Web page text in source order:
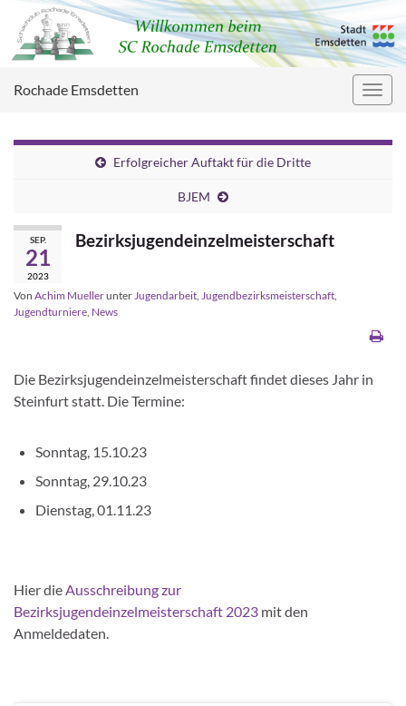
Rochade Emsdetten
Erfolgreicher Auftakt für die Dritte
BJEM
SEP.
21
2023
Bezirksjugendeinzelmeisterschaft
Von Achim Muellerunter Jugendarbeit Jugendbezirksmeisterschaft
Jugendturniere News
Die Bezirksjugendeinzelmeisterschaft findet dieses Jahr in
Steinfurt statt. Die Termine:
Sonntag, 15.10.23
Sonntag, 29.10.23
Dienstag, 01.11.23
Hier dieAusschreibung zur
Bezirksjugendeinzelmeisterschaft 2023 mit den
Anmeldedaten.